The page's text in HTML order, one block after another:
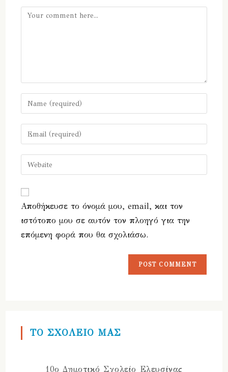
Comment
Enter
your
name
or
comment
Enter
your
email
address
Enter
your
URL
(optional)
Αποθήκευσε το όνομά μου, email, και τον
ιστότοπο μου σε αυτόν τον πλοηγό για την
επόμενη φορά που θα σχολιάσω.
ΤΟ ΣΧΟΛΕΙΟ ΜΑΣ
10ο Δημοτικό Σχολείο Ελευσίνας